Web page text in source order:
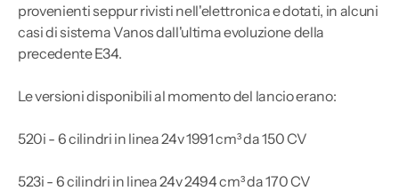
provenienti seppur rivisti nell'elettronica e dotati, in alcuni
casi di sistema Vanos dall'ultima evoluzione della
precedente E34.
Le versioni disponibili al momento del lancio erano:
520i - 6 cilindri in linea 24v 1991 cm³ da 150 CV
523i - 6 cilindri in linea 24v 2494 cm³ da 170 CV